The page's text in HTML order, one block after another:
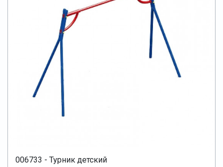
006733 - Турник детский